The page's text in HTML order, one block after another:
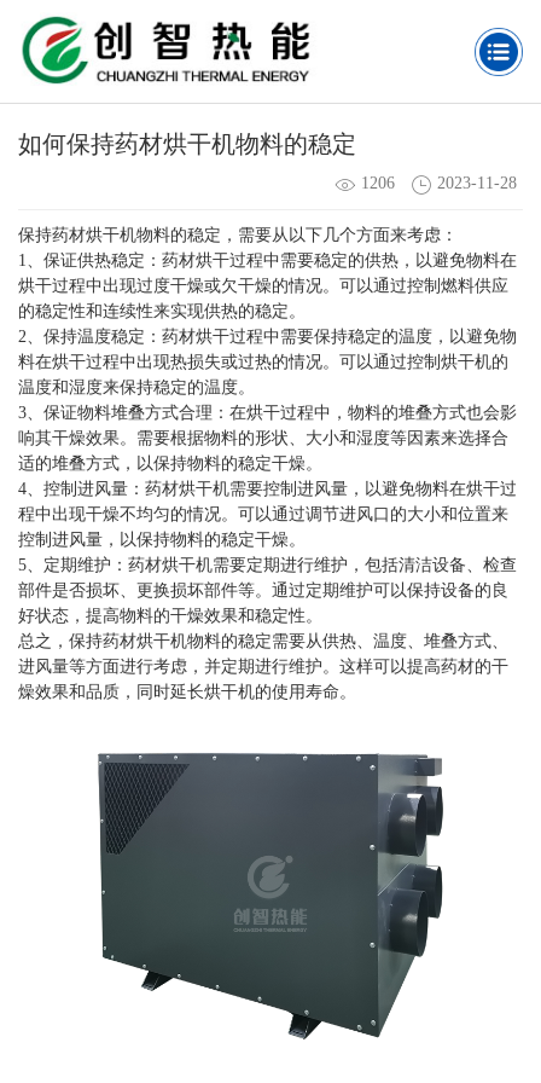
如何保持药材烘干机物料的稳定
1206 2023-11-28
保持药材烘干机物料的稳定，需要从以下几个方面来考虑：
1、保证供热稳定：药材烘干过程中需要稳定的供热，以避免物料在
烘干过程中出现过度干燥或欠干燥的情况。可以通过控制燃料供应
的稳定性和连续性来实现供热的稳定。
2、保持温度稳定：药材烘干过程中需要保持稳定的温度，以避免物
料在烘干过程中出现热损失或过热的情况。可以通过控制烘干机的
温度和湿度来保持稳定的温度。
3、保证物料堆叠方式合理：在烘干过程中，物料的堆叠方式也会影
响其干燥效果。需要根据物料的形状、大小和湿度等因素来选择合
适的堆叠方式，以保持物料的稳定干燥。
4、控制进风量：药材烘干机需要控制进风量，以避免物料在烘干过
程中出现干燥不均匀的情况。可以通过调节进风口的大小和位置来
控制进风量，以保持物料的稳定干燥。
5、定期维护：药材烘干机需要定期进行维护，包括清洁设备、检查
部件是否损坏、更换损坏部件等。通过定期维护可以保持设备的良
好状态，提高物料的干燥效果和稳定性。
总之，保持药材烘干机物料的稳定需要从供热、温度、堆叠方式、
进风量等方面进行考虑，并定期进行维护。这样可以提高药材的干
燥效果和品质，同时延长烘干机的使用寿命。